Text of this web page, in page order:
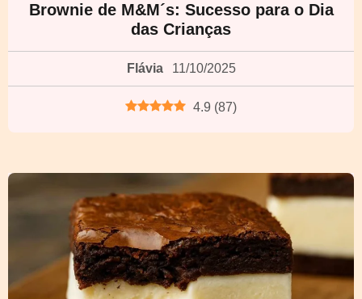
Brownie de M&M´s: Sucesso para o Dia
das Crianças
Flávia 11/10/2025
4.9 (87)